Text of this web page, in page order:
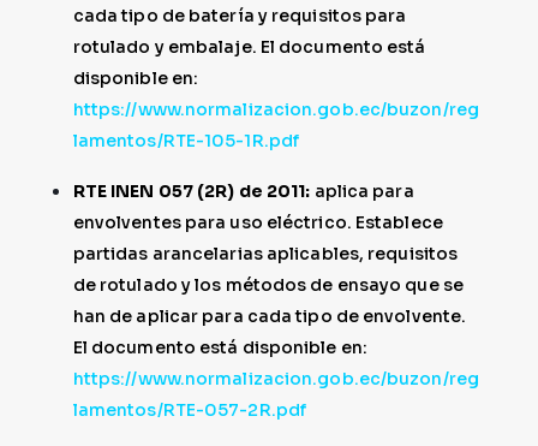
cada tipo de batería y requisitos para
rotulado y embalaje. El documento está
disponible en:
https://www.normalizacion.gob.ec/buzon/reg
lamentos/RTE-105-1R.pdf
RTE INEN 057 (2R) de 2011: aplica para
envolventes para uso eléctrico. Establece
partidas arancelarias aplicables, requisitos
de rotulado y los métodos de ensayo que se
han de aplicar para cada tipo de envolvente.
El documento está disponible en:
https://www.normalizacion.gob.ec/buzon/reg
lamentos/RTE-057-2R.pdf